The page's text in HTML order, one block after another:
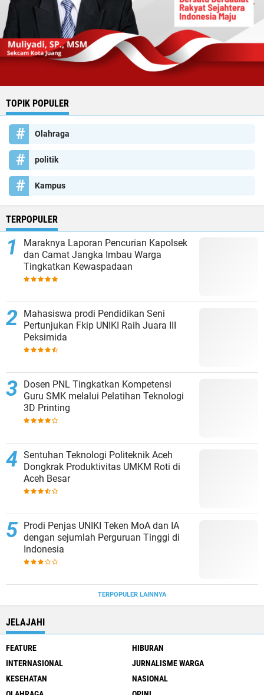
TOPIK POPULER
Olahraga
politik
Kampus
TERPOPULER
Maraknya Laporan Pencurian Kapolsek
dan Camat Jangka Imbau Warga
Tingkatkan Kewaspadaan
Mahasiswa prodi Pendidikan Seni
Pertunjukan Fkip UNIKI Raih Juara III
Peksimida
Dosen PNL Tingkatkan Kompetensi
Guru SMK melalui Pelatihan Teknologi
3D Printing
Sentuhan Teknologi Politeknik Aceh
Dongkrak Produktivitas UMKM Roti di
Aceh Besar
Prodi Penjas UNIKI Teken MoA dan IA
dengan sejumlah Perguruan Tinggi di
Indonesia
TERPOPULER LAINNYA
JELAJAHI
FEATURE
HIBURAN
INTERNASIONAL
JURNALISME WARGA
KESEHATAN
NASIONAL